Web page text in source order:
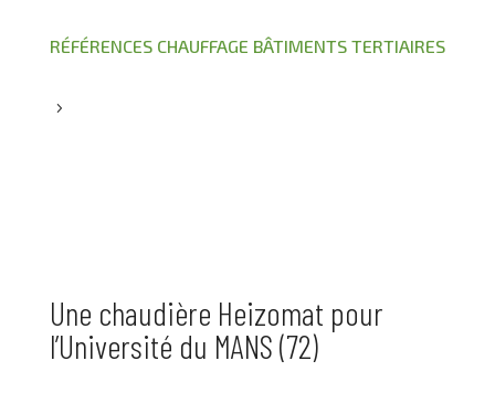
RÉFÉRENCES CHAUFFAGE BÂTIMENTS TERTIAIRES
5
Une chaudière Heizomat pour
l’Université du MANS (72)